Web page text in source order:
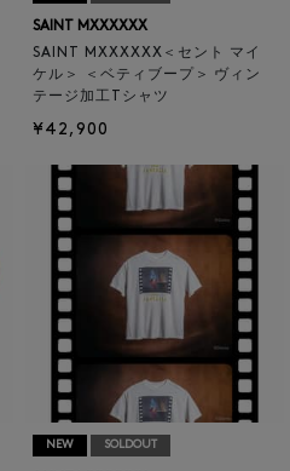
SAINT MXXXXXX
SAINT MXXXXXX＜セント マイ
ケル＞ ＜ベティブープ＞ ヴィン
テージ加工Tシャツ
¥42,900
NEW SOLDOUT